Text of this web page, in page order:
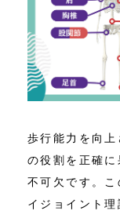
歩行能力を向
の役割を正確
不可欠です。
イジョイント